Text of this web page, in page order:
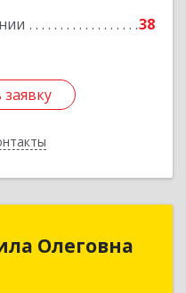
38
Олеговна
ул, дом №